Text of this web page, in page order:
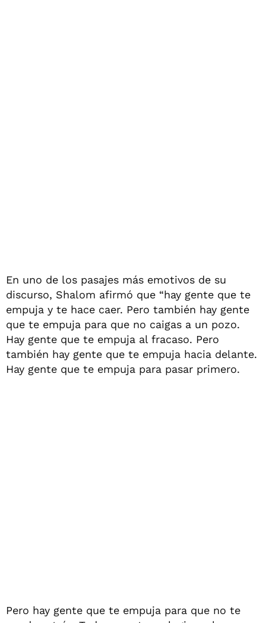
En uno de los pasajes más emotivos de su
discurso, Shalom afirmó que “hay gente que te
empuja y te hace caer. Pero también hay gente
que te empuja para que no caigas a un pozo.
Hay gente que te empuja al fracaso. Pero
también hay gente que te empuja hacia delante.
Hay gente que te empuja para pasar primero.
Pero hay gente que te empuja para que no te